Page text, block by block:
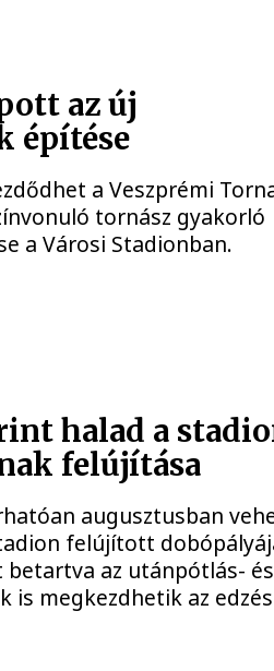
az új
építése
a Veszprémi
tornász gyakorló
a Városi Stadionban.
halad a
felújítása
augusztusban
felújított
az utánpótlás-
is megkezdhetik az